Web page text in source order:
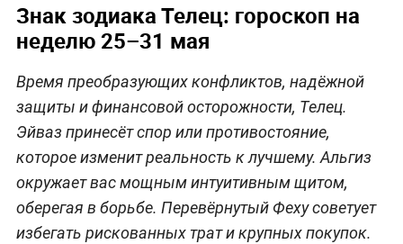
Знак зодиака Телец: гороскоп на
неделю 25–31 мая
Время преобразующих конфликтов, надёжной
защиты и финансовой осторожности, Телец.
Эйваз принесёт спор или противостояние,
которое изменит реальность к лучшему. Альгиз
окружает вас мощным интуитивным щитом,
оберегая в борьбе. Перевёрнутый Феху советует
избегать рискованных трат и крупных покупок.